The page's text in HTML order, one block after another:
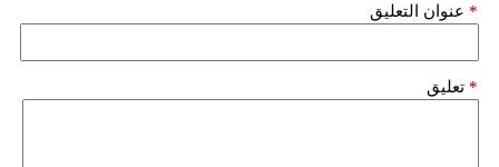
عنوان التعليق *
تعليق *